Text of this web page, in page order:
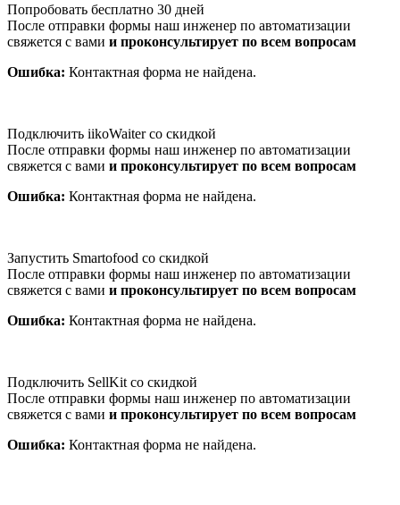
Попробовать бесплатно 30 дней
После отправки формы наш инженер по автоматизации
свяжется с вами и проконсультирует по всем вопросам
Ошибка: Контактная форма не найдена.
Подключить iikoWaiter со скидкой
После отправки формы наш инженер по автоматизации
свяжется с вами и проконсультирует по всем вопросам
Ошибка: Контактная форма не найдена.
Запустить Smartofood со скидкой
После отправки формы наш инженер по автоматизации
свяжется с вами и проконсультирует по всем вопросам
Ошибка: Контактная форма не найдена.
Подключить SellKit со скидкой
После отправки формы наш инженер по автоматизации
свяжется с вами и проконсультирует по всем вопросам
Ошибка: Контактная форма не найдена.